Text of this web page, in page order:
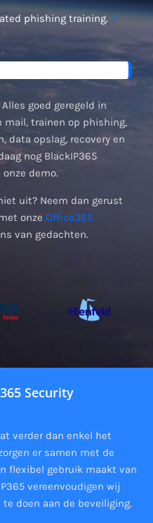
phishing training. ✓
goed geregeld in
mail, trainen op phishing,
data opslag, recovery en
nog BlackIP365
demo.
uit? Neem dan gerust
onze Office365
van gedachten.
Security
verder dan enkel het
er samen met de
flexibel gebruik maakt van
vereenvoudigen wij
doen aan de beveiliging.